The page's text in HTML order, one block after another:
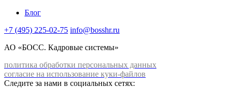
Блог
+7 (495) 225-02-75 info@bosshr.ru
АО «БОСС. Кадровые системы»
политика обработки персональных данных
согласие на использование куки-файлов
Следите за нами в социальных сетях: